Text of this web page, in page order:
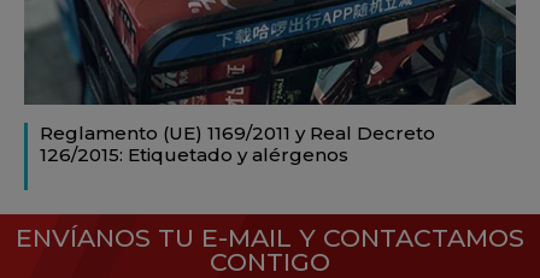
Reglamento (UE) 1169/2011 y Real Decreto
126/2015: Etiquetado y alérgenos
ENVÍANOS TU E-MAIL Y CONTACTAMOS
CONTIGO